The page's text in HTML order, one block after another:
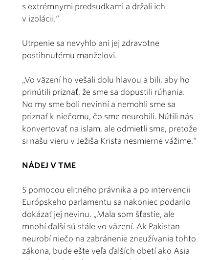
s extrémnymi predsudkami a držali ich
v izolácii.“
Utrpenie sa nevyhlo ani jej zdravotne
postihnutému manželovi.
„Vo väzení ho vešali dolu hlavou a bili, aby ho
prinútili priznať, že sme sa dopustili rúhania.
No my sme boli nevinní a nemohli sme sa
priznať k niečomu, čo sme neurobili. Nútili nás
konvertovať na islam, ale odmietli sme, pretože
si našu vieru v Ježiša Krista nesmierne vážime.“
NÁDEJ V TME
S pomocou elitného právnika a po intervencii
Európskeho parlamentu sa nakoniec podarilo
dokázať jej nevinu. „Mala som šťastie, ale
mnohí ďalší sú stále vo väzení. Ak Pakistan
neurobí niečo na zabránenie zneužívania tohto
zákona, bude ešte veľa ďalších obetí ako Asia